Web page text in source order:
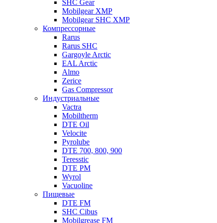
SHC Gear
Mobilgear XMP
Mobilgear SHC XMP
Компрессорные
Rarus
Rarus SHC
Gargoyle Arctic
EAL Arctic
Almo
Zerice
Gas Compressor
Индустриальные
Vactra
Mobiltherm
DTE Oil
Velocite
Pyrolube
DTE 700, 800, 900
Teresstic
DTE PM
Wyrol
Vacuoline
Пищевые
DTE FM
SHC Cibus
Mobilgrease FM